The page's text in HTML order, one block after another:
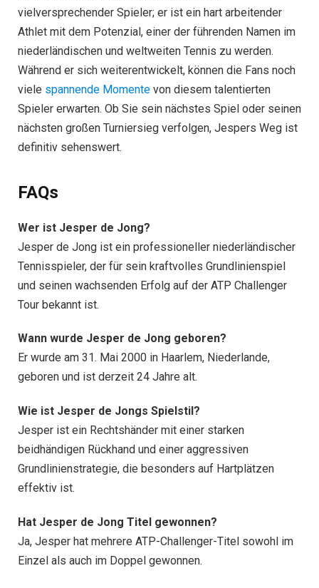
vielversprechender Spieler; er ist ein hart arbeitender
Athlet mit dem Potenzial, einer der führenden Namen im
niederländischen und weltweiten Tennis zu werden.
Während er sich weiterentwickelt, können die Fans noch
viele spannende Momente von diesem talentierten
Spieler erwarten. Ob Sie sein nächstes Spiel oder seinen
nächsten großen Turniersieg verfolgen, Jespers Weg ist
definitiv sehenswert.
FAQs
Wer ist Jesper de Jong?
Jesper de Jong ist ein professioneller niederländischer
Tennisspieler, der für sein kraftvolles Grundlinienspiel
und seinen wachsenden Erfolg auf der ATP Challenger
Tour bekannt ist.
Wann wurde Jesper de Jong geboren?
Er wurde am 31. Mai 2000 in Haarlem, Niederlande,
geboren und ist derzeit 24 Jahre alt.
Wie ist Jesper de Jongs Spielstil?
Jesper ist ein Rechtshänder mit einer starken
beidhändigen Rückhand und einer aggressiven
Grundlinienstrategie, die besonders auf Hartplätzen
effektiv ist.
Hat Jesper de Jong Titel gewonnen?
Ja, Jesper hat mehrere ATP-Challenger-Titel sowohl im
Einzel als auch im Doppel gewonnen.